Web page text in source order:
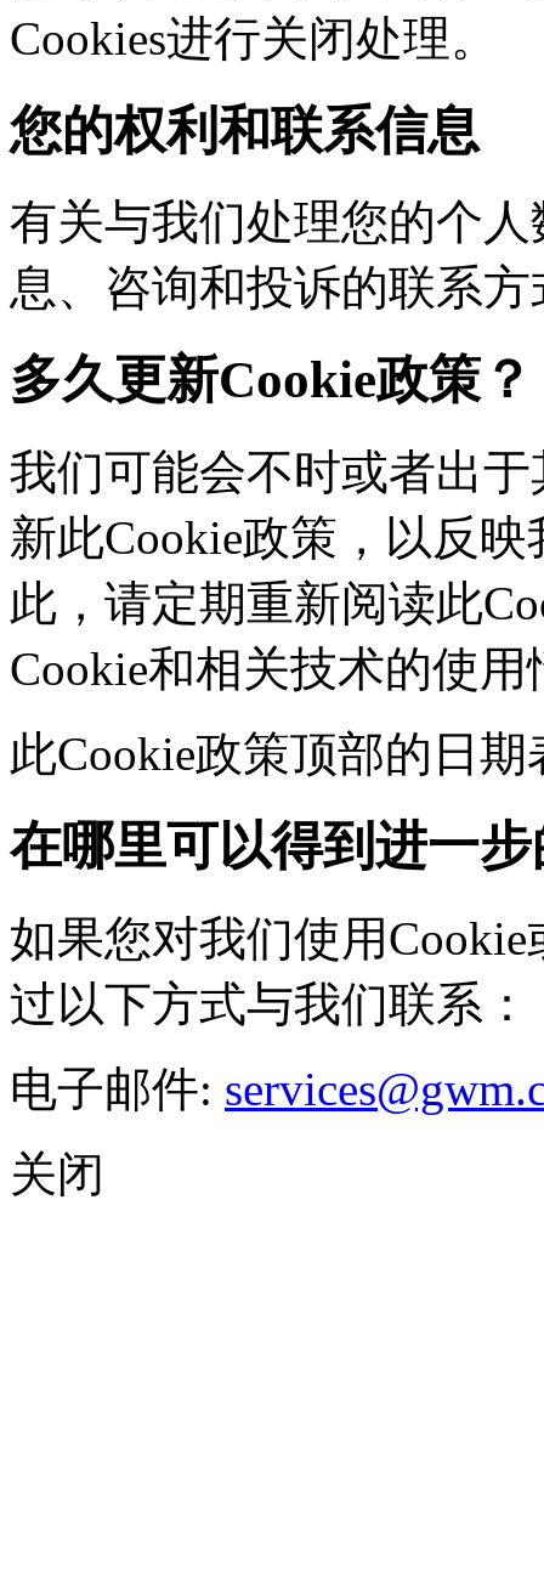
Cookies进行关闭处理。
您的权利和联系信息
有关与我们处理您的个
息、咨询和投诉的联系
多久更新Cookie政策？
我们可能会不时或者出于
新此Cookie政策，以
此，请定期重新阅读此
Cookie和相关技术的使用
此Cookie政策顶部的日
在哪里可以得到进一
如果您对我们使用Cookie
过以下方式与我们联系：
电子邮件:
关闭